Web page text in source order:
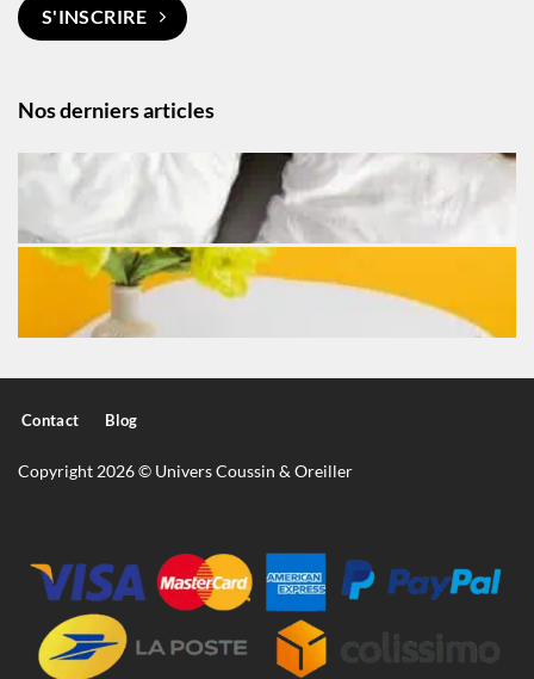
Nos derniers articles
S'INSCRIRE
Contact Blog
Copyright 2026 © Univers Coussin & Oreiller